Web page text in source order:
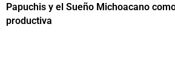
Papuchis y el Sueño Michoacano
productiva